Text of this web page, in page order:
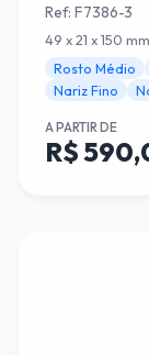
Ref: F7386-3
49 x 21 x 150 mm
Rosto Médio
Nariz Fino
A PARTIR DE
R$